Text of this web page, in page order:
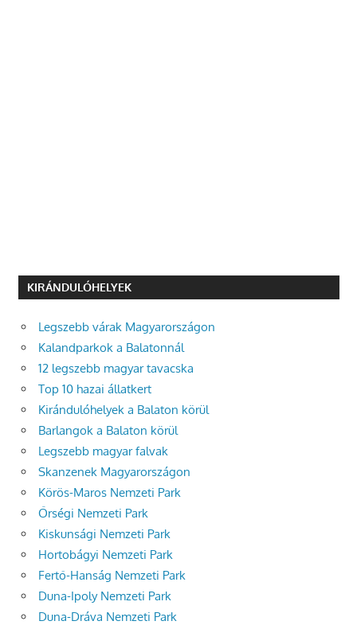
KIRÁNDULÓHELYEK
Legszebb várak Magyarországon
Kalandparkok a Balatonnál
12 legszebb magyar tavacska
Top 10 hazai állatkert
Kirándulóhelyek a Balaton körül
Barlangok a Balaton körül
Legszebb magyar falvak
Skanzenek Magyarországon
Körös-Maros Nemzeti Park
Őrségi Nemzeti Park
Kiskunsági Nemzeti Park
Hortobágyi Nemzeti Park
Fertő-Hanság Nemzeti Park
Duna-Ipoly Nemzeti Park
Duna-Dráva Nemzeti Park